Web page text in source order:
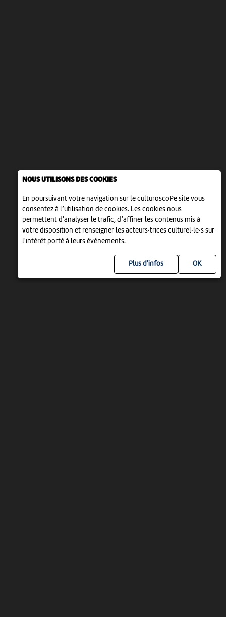
NOUS UTILISONS DES COOKIES
En poursuivant votre navigation sur le culturoscoPe site vous
consentez à l’utilisation de cookies. Les cookies nous
permettent d'analyser le trafic, d’affiner les contenus mis à
votre disposition et renseigner les acteurs·trices culturel·le·s sur
l'intérêt porté à leurs événements.
Plus d'infos